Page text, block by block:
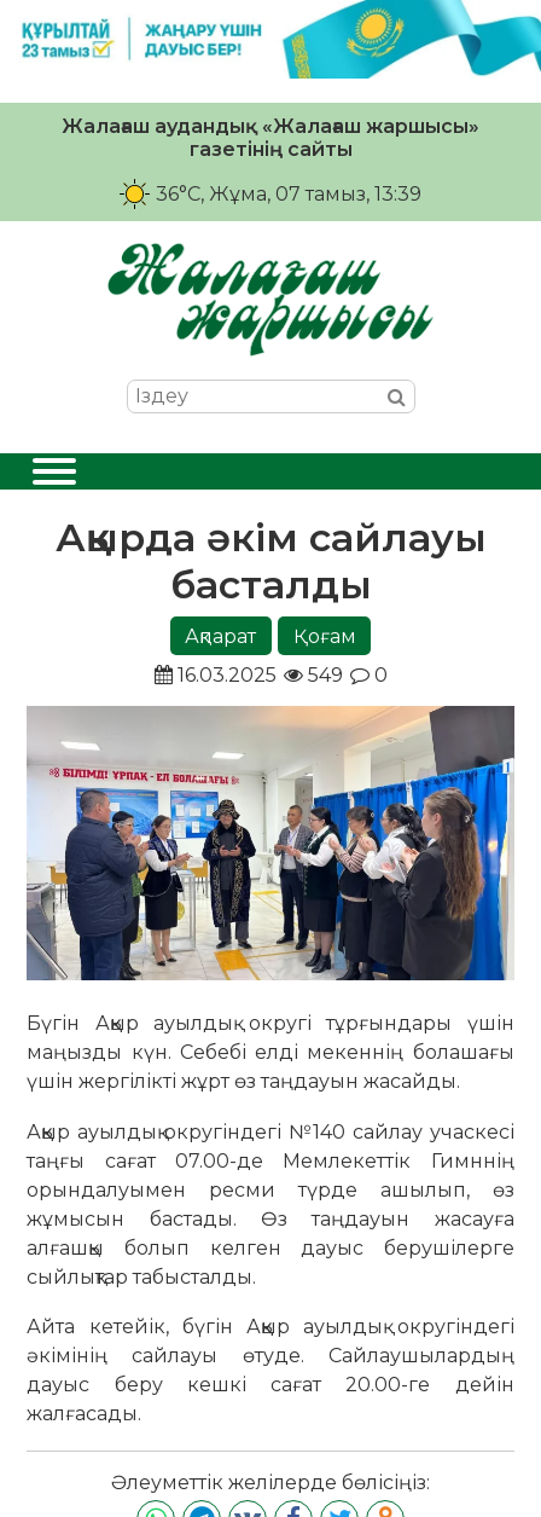
Жалағаш аудандық «Жалағаш жаршысы»
газетінің сайты
36°C, Жұма, 07 тамыз, 13:39
Аққырда әкім сайлауы
басталды
Ақпарат
Қоғам
16.03.2025
549 0
Бүгін Аққыр ауылдық округі тұрғындары үшін
маңызды күн. Себебі елді мекеннің болашағы
үшін жергілікті жұрт өз таңдауын жасайды.
Аққыр ауылдық округіндегі №140 сайлау учаскесі
таңғы сағат 07.00-де Мемлекеттік Гимннің
орындалуымен ресми түрде ашылып, өз
жұмысын бастады. Өз таңдауын жасауға
алғашқы болып келген дауыс берушілерге
сыйлықтар табысталды.
Айта кетейік, бүгін Аққыр ауылдық округіндегі
әкімінің сайлауы өтуде. Сайлаушылардың
дауыс беру кешкі сағат 20.00-ге дейін
жалғасады.
Әлеуметтік желілерде бөлісіңіз: